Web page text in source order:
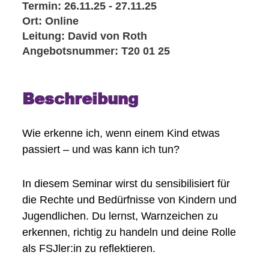
Termin: 26.11.25 - 27.11.25
Ort: Online
Leitung: David von Roth
Angebotsnummer: T20 01 25
Beschreibung
Wie erkenne ich, wenn einem Kind etwas
passiert – und was kann ich tun?
In diesem Seminar wirst du sensibilisiert für
die Rechte und Bedürfnisse von Kindern und
Jugendlichen. Du lernst, Warnzeichen zu
erkennen, richtig zu handeln und deine Rolle
als FSJler:in zu reflektieren.